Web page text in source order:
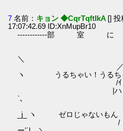
7 名前： キョン ◆CqrTqftIkA [] 投
17:07:42.69 ID:XnMupBr10
------------部 室 に て
／ ´
＼
／
ヽ うるちゃい！うるちゃ
/ｲ l 从 }
|ハ l| :l`トﾑ l
`、
∧ ｌV}ｨ=ミヽ
_j_ ヽ ゼロじゃないもん
/ `l ⊂⊃